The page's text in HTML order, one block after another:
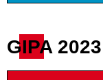
GIPA 2023